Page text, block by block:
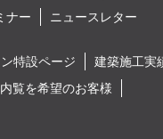
ナー ニュースレター
特設ページ
建築施工実
内覧を希望のお客様